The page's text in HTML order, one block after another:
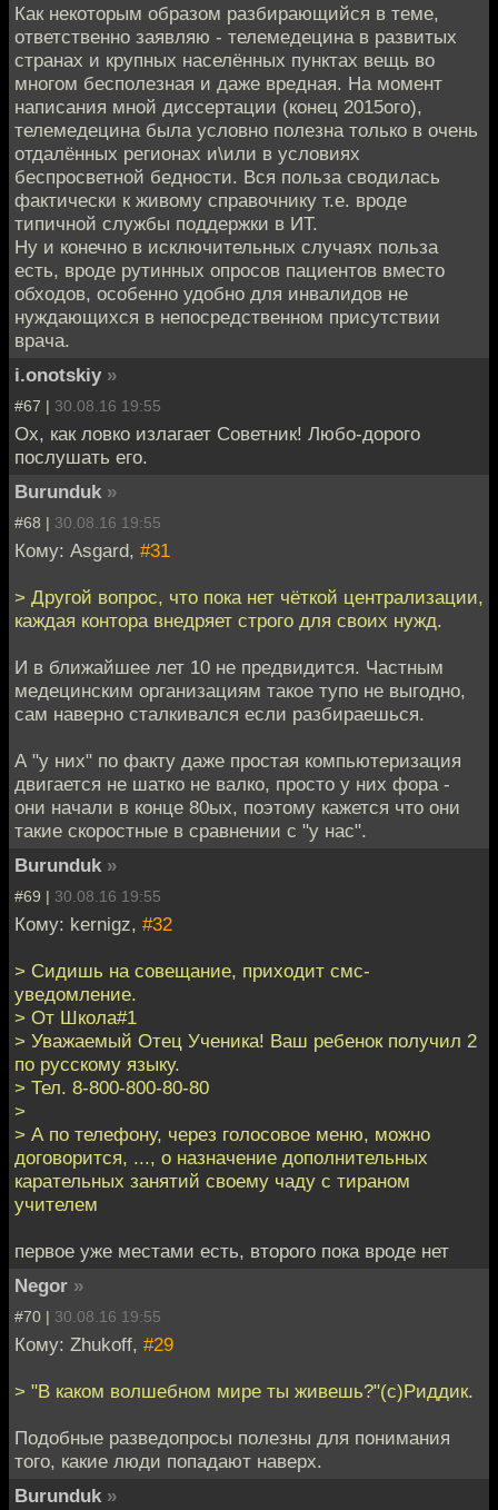
Как некоторым образом разбирающийся в теме,
ответственно заявляю - телемедецина в развитых
странах и крупных населённых пунктах вещь во
многом бесполезная и даже вредная. На момент
написания мной диссертации (конец 2015ого),
телемедецина была условно полезна только в очень
отдалённых регионах и\или в условиях
беспросветной бедности. Вся польза сводилась
фактически к живому справочнику т.е. вроде
типичной службы поддержки в ИТ.
Ну и конечно в исключительных случаях польза
есть, вроде рутинных опросов пациентов вместо
обходов, особенно удобно для инвалидов не
нуждающихся в непосредственном присутствии
врача.
i.onotskiy »
#67 | 30.08.16 19:55
Ох, как ловко излагает Советник! Любо-дорого
послушать его.
Burunduk »
#68 | 30.08.16 19:55
Кому: Asgard, #31
> Другой вопрос, что пока нет чёткой централизации,
каждая контора внедряет строго для своих нужд.
И в ближайшее лет 10 не предвидится. Частным
медецинским организациям такое тупо не выгодно,
сам наверно сталкивался если разбираешься.
А "у них" по факту даже простая компьютеризация
двигается не шатко не валко, просто у них фора -
они начали в конце 80ых, поэтому кажется что они
такие скоростные в сравнении с "у нас".
Burunduk »
#69 | 30.08.16 19:55
Кому: kernigz, #32
> Сидишь на совещание, приходит смс-
уведомление.
> От Школа#1
> Уважаемый Отец Ученика! Ваш ребенок получил 2
по русскому языку.
> Тел. 8-800-800-80-80
>
> А по телефону, через голосовое меню, можно
договорится, ..., о назначение дополнительных
карательных занятий своему чаду с тираном
учителем
первое уже местами есть, второго пока вроде нет
Negor »
#70 | 30.08.16 19:55
Кому: Zhukoff, #29
> "В каком волшебном мире ты живешь?"(с)Риддик.
Подобные разведопросы полезны для понимания
того, какие люди попадают наверх.
Burunduk »